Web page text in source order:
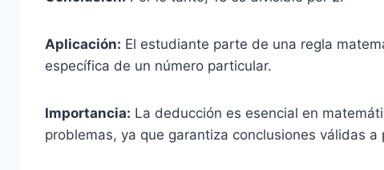
Aplicación: El estudiante parte de una regla
específica de un número particular.
Importancia: La deducción es esencial en
problemas, ya que garantiza conclusiones válidas